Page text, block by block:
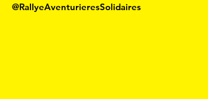
@RallyeAventurieresSolidaires